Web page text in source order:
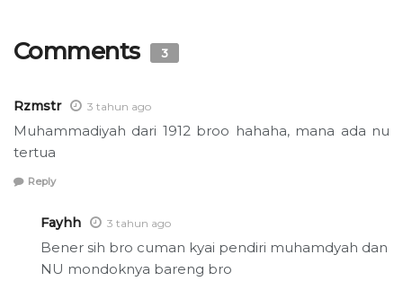
Comments 3
Rzmstr 3 tahun ago
Muhammadiyah dari 1912 broo hahaha, mana ada nu
tertua
Reply
Fayhh 3 tahun ago
Bener sih bro cuman kyai pendiri muhamdyah dan
NU mondoknya bareng bro